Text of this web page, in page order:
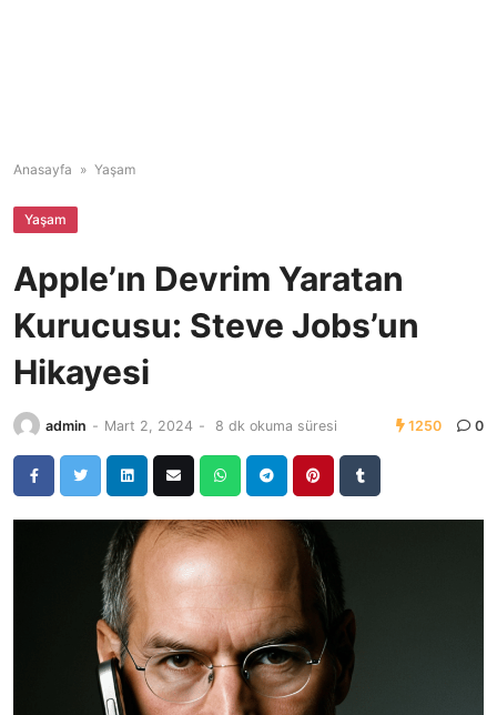
Anasayfa » Yaşam
Yaşam
Apple’ın Devrim Yaratan
Kurucusu: Steve Jobs’un
Hikayesi
admin - Mart 2, 2024 - 8 dk okuma süresi 1250 0